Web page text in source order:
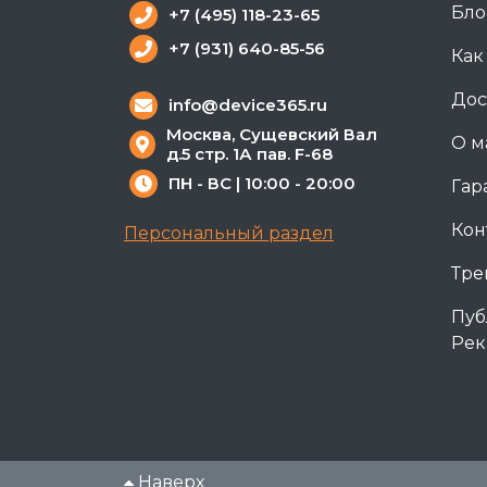
О
+7 (495) 118-23-65
+7 (931) 640-85-56
info@device365.ru
Москва, Сущевский Вал
д.5 стр. 1А пав. F-68
ПН - ВС | 10:00 - 20:00
Персональный раздел
Наверх